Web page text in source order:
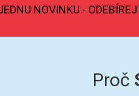
NOVINKU -
Proč